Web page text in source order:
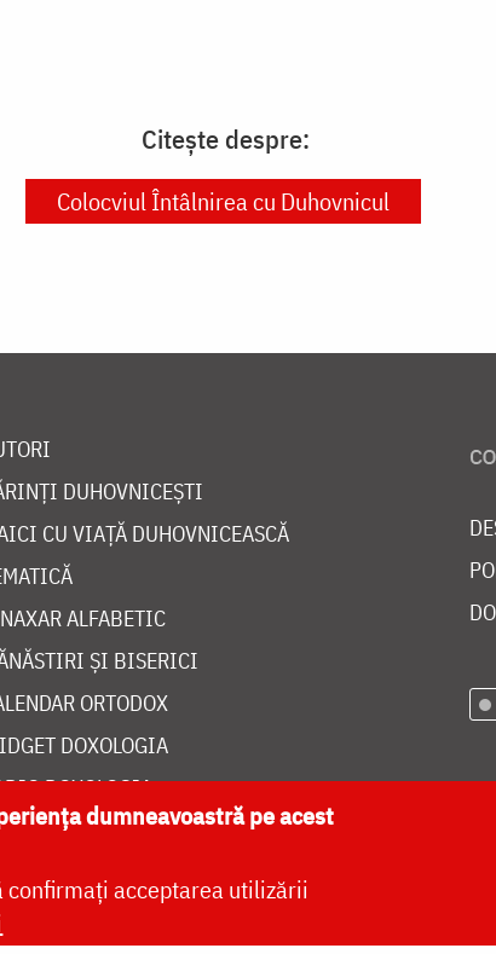
Citește despre:
Colocviul Întâlnirea cu Duhovnicul
DUHOVNICEȘTI
CU VIAȚĂ DUHOVNICEASCĂ
ALFABETIC
ȘI BISERICI
ORTODOX
DOXOLOGIA
DOXOLOGIA
dumneavoastră pe acest
confirmați acceptarea utilizării